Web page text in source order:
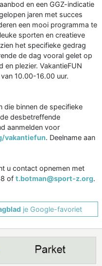
en een GGZ-indicatie
jaren met succes
een mooi programma te
sporten en creatieve
het specifieke gedrag
de dag vooral gelet op
en plezier. VakantieFUN
10.00-16.00 uur.
die binnen de specifieke
desbetreffende
aanmelden voor
vakantiefun. Deelname aan
u contact opnemen met
of t.botman@sport-z.org.
je Google-favoriet